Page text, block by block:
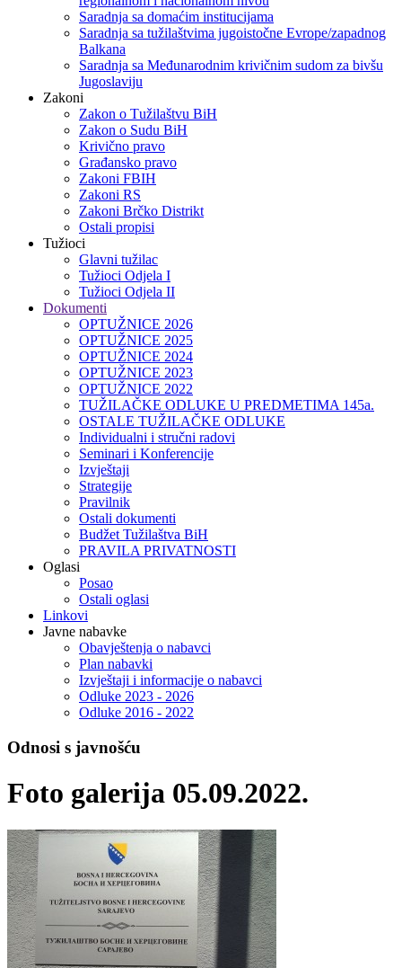
Saradnja sa domaćim institucijama
Saradnja sa tužilaštvima jugoistočne Evrope/zapadnog
Balkana
Saradnja sa Međunarodnim krivičnim sudom za bivšu
Jugoslaviju
Zakoni
Zakon o Тužilaštvu BiH
Zakon o Sudu BiH
Krivično pravo
Građansko pravo
Zakoni FBIH
Zakoni RS
Zakoni Brčko Distrikt
Ostali propisi
Tužioci
Glavni tužilac
Tužioci Odjela I
Tužioci Odjela II
Dokumenti
OPTUŽNICE 2026
OPTUŽNICE 2025
OPTUŽNICE 2024
OPTUŽNICE 2023
OPTUŽNICE 2022
TUŽILAČKE ODLUKE U PREDMETIMA 145a.
OSTALE TUŽILAČKE ODLUKE
Individualni i stručni radovi
Seminari i Konferencije
Izvještaji
Strategije
Pravilnik
Ostali dokumenti
Budžet Tužilaštva BiH
PRAVILA PRIVATNOSTI
Oglasi
Posao
Ostali oglasi
Linkovi
Javne nabavke
Obavještenja o nabavci
Plan nabavki
Izvještaji i informacije o nabavci
Odluke 2023 - 2026
Odluke 2016 - 2022
Odnosi s javnošću
Foto galerija 05.09.2022.